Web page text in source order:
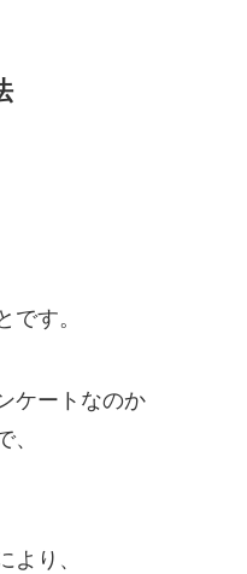
です。
ケートなのか
、
より、